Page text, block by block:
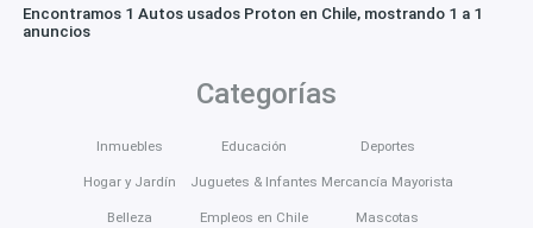
Encontramos 1 Autos usados Proton en Chile, mostrando 1 a 1
anuncios
Categorías
Inmuebles
Hogar y Jardín
Belleza
Educación
Juguetes & Infantes
Empleos en Chile
Deportes
Mercancía Mayorista
Mascotas